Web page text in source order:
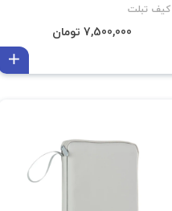
کیف تبلت
7,500,000 تومان